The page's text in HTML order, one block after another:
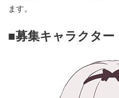
ます。
■募集キャラクター